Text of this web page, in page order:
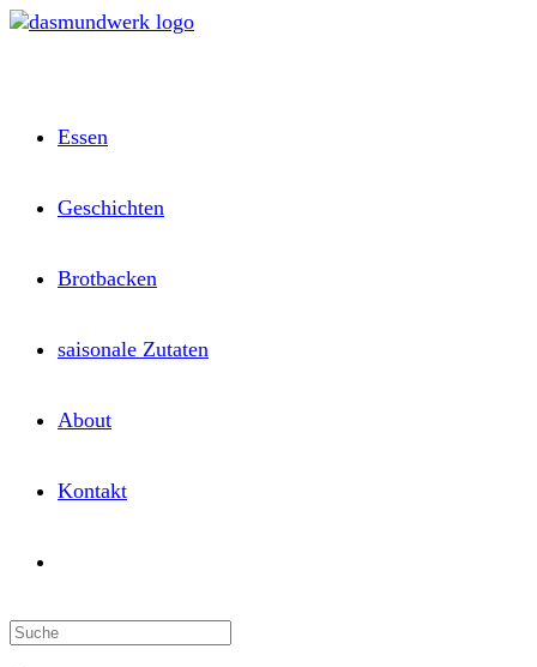
Zum
Essen
Geschichten
Brotbacken
saisonale Zutaten
About
Kontakt
website